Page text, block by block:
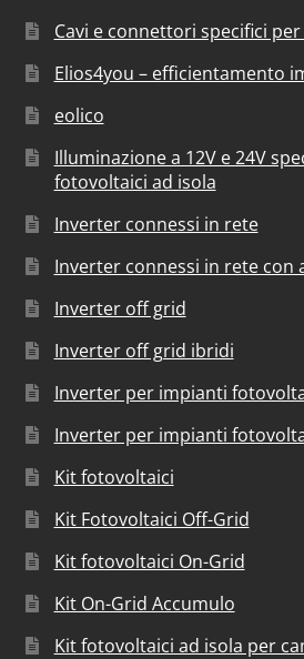
Cavi e connettori specifici
Elios4you – efficientamento
eolico
Illuminazione a 12V e 24V
fotovoltaici ad isola
Inverter connessi in rete
Inverter connessi in rete con
Inverter off grid
Inverter off grid ibridi
Inverter per impianti
Inverter per impianti
Kit fotovoltaici
Kit Fotovoltaici Off-Grid
Kit fotovoltaici On-Grid
Kit On-Grid Accumulo
Kit fotovoltaici ad isola per